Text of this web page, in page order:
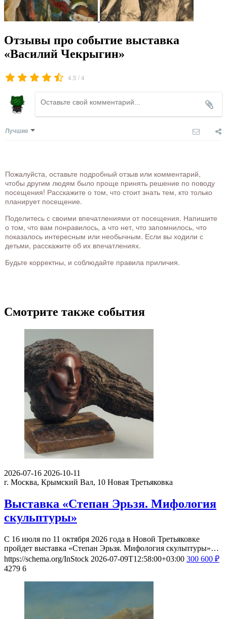
Отзывы про событие выставка
«Василий Чекрыгин»
4.5 /4
Лучшие
Пожалуйста, оставьте подробный отзыв или комментарий,
чтобы другим людям было проще принять решение по поводу
посещения! Расскажите о том, что стоит знать тем, кто только
планирует посещение.
Поделитесь с своими впечатлениями от посещения. Напишите
о том, что вам понравилось, а что нет, что запомнилось, что
показалось интересным или необычным. Если вы ходили с
детьми, расскажите об их впечатлениях.
Будьте корректны, и соблюдайте правила приличия.
Смотрите также события
2026-07-16 2026-10-11
г. Москва, Крымский Вал, 10 Новая Третьяковка
Выставка «Степан Эрьзя. Мифология
скульптуры»
С 16 июля по 11 октября 2026 года в Новой Третьяковке
пройдет выставка «Степан Эрьзя. Мифология скульптуры»…
https://schema.org/InStock 2026-07-09T12:58:00+03:00 300 600 ₽
4279 6